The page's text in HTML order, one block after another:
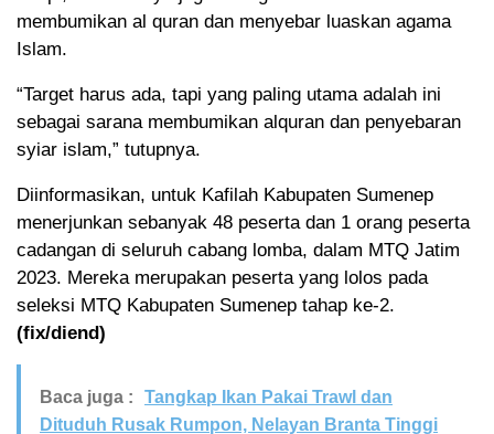
membumikan al quran dan menyebar luaskan agama
Islam.
“Target harus ada, tapi yang paling utama adalah ini
sebagai sarana membumikan alquran dan penyebaran
syiar islam,” tutupnya.
Diinformasikan, untuk Kafilah Kabupaten Sumenep
menerjunkan sebanyak 48 peserta dan 1 orang peserta
cadangan di seluruh cabang lomba, dalam MTQ Jatim
2023. Mereka merupakan peserta yang lolos pada
seleksi MTQ Kabupaten Sumenep tahap ke-2.
(fix/diend)
Baca juga :
Tangkap Ikan Pakai Trawl dan
Dituduh Rusak Rumpon, Nelayan Branta Tinggi